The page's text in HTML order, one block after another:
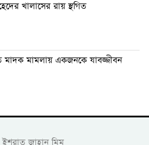
খালাসের রায় স্থগিত
মাদক মামলায় একজনকে যাবজ্জীবন
জাহান মিম